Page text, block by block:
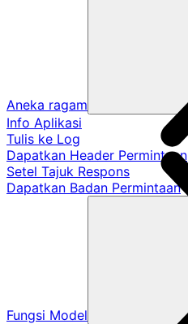
Aneka ragam
Info Aplikasi
Tulis ke Log
Dapatkan Header Permintaan
Setel Tajuk Respons
Dapatkan Badan Permintaan
Fungsi Model